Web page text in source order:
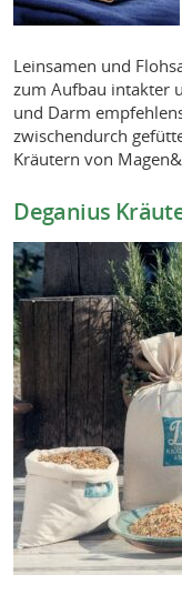
Leinsamen und
zum Aufbau intakter
und Darm
zwischendurch
Kräutern von
Deganius